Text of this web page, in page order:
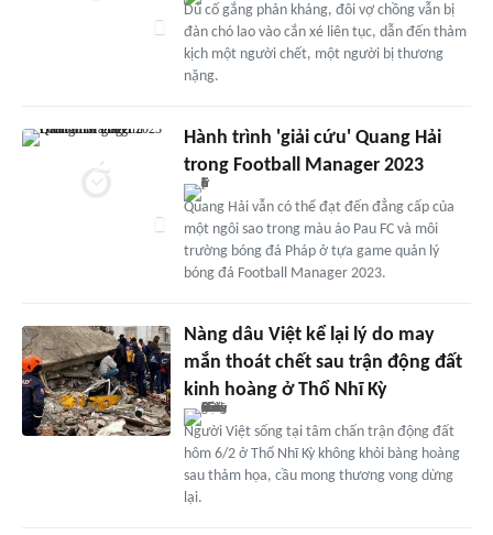
Dù cố gắng phản kháng, đôi vợ chồng vẫn bị
đàn chó lao vào cắn xé liên tục, dẫn đến thảm
kịch một người chết, một người bị thương
nặng.
Hành trình 'giải cứu' Quang Hải
trong Football Manager 2023
Quang Hải vẫn có thể đạt đến đẳng cấp của
một ngôi sao trong màu áo Pau FC và môi
trường bóng đá Pháp ở tựa game quản lý
bóng đá Football Manager 2023.
Nàng dâu Việt kể lại lý do may
mắn thoát chết sau trận động đất
kinh hoàng ở Thổ Nhĩ Kỳ
Người Việt sống tại tâm chấn trận động đất
hôm 6/2 ở Thổ Nhĩ Kỳ không khỏi bàng hoàng
sau thảm họa, cầu mong thương vong dừng
lại.